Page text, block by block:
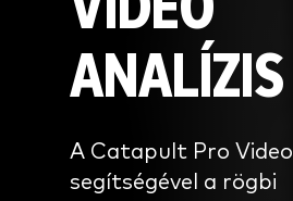
ANALÍZIS
A Catapult Pro Video
segítségével a rögbi